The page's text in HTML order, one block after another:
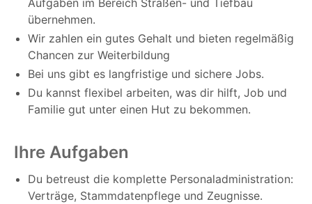
Aufgaben im Bereich Straßen- und Tiefbau
übernehmen.
Wir zahlen ein gutes Gehalt und bieten regelmäßig
Chancen zur Weiterbildung
Bei uns gibt es langfristige und sichere Jobs.
Du kannst flexibel arbeiten, was dir hilft, Job und
Familie gut unter einen Hut zu bekommen.
Ihre Aufgaben
Du betreust die komplette Personaladministration:
Verträge, Stammdatenpflege und Zeugnisse.